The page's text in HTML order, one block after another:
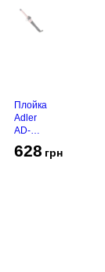
Плойка
Adler
AD-
2116
628 грн